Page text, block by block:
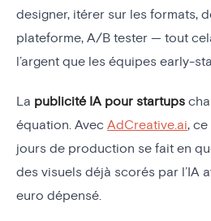
designer, itérer sur les formats,
plateforme, A/B tester — tout
l’argent que les équipes early-
La publicité IA pour startups
équation. Avec AdCreative.ai,
jours de production se fait en
des visuels déjà scorés par l’IA
euro dépensé.